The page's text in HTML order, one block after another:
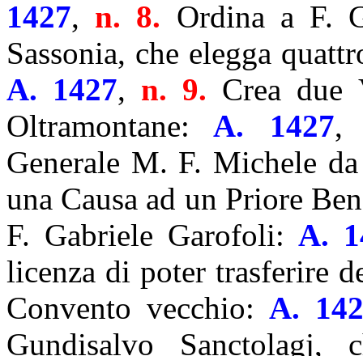
1427, n. 8. Ordina a F.
Sassonia, che elegga
A. 1427, n. 9. Crea due
Oltramontane: A. 1427,
Generale M. F. Michele
una Causa ad un Priore
F. Gabriele Garofoli: A.
licenza di poter trasferire
Convento vecchio: A.
Gundisalvo Sanctolagj,